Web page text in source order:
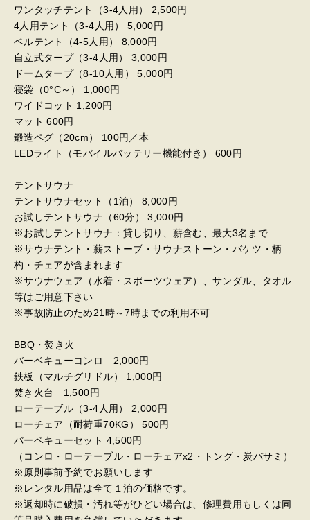
ワンタッチテント（3-4人用） 2,500円
4人用テント（3-4人用） 5,000円
ベルテント（4-5人用） 8,000円
自立式タープ（3-4人用） 3,000円
ドームタープ（8-10人用） 5,000円
寝袋（0°C～） 1,000円
ワイドコット 1,200円
マット 600円
鍛造ペグ（20cm） 100円／本
LEDライト（モバイルバッテリー機能付き） 600円
テントサウナ
テントサウナセット（1泊） 8,000円
お試しテントサウナ（60分） 3,000円
※お試しテントサウナ：貸し切り、薪含む、最大3名まで
※サウナテント・薪ストーブ・サウナストーン・バケツ・柄
杓・チェアが含まれます
※サウナウェア（水着・スポーツウェア）、サンダル、タオル
等はご用意下さい
※事故防止のため21時～7時までの利用不可
BBQ・焚き火
バーベキューコンロ 2,000円
鉄板（マルチグリドル） 1,000円
焚き火台 1,500円
ローテーブル（3-4人用） 2,000円
ローチェア（耐荷重70KG） 500円
バーベキューセット 4,500円
（コンロ・ローテーブル・ローチェアx2・トング・炭バサミ）
※原則事前予約でお願いします
※レンタル用品は全て１泊の価格です。
※返却時に破損・汚れ等がひどい場合は、修理費用もしくは同